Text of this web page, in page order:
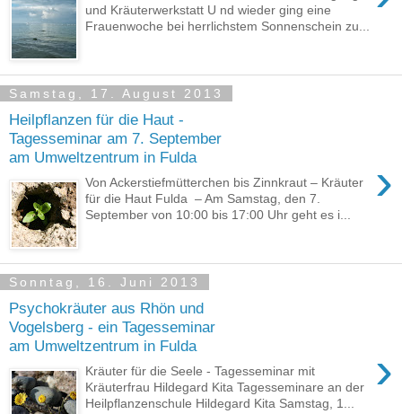
und Kräuterwerkstatt U nd wieder ging eine
Frauenwoche bei herrlichstem Sonnenschein zu...
Samstag, 17. August 2013
Heilpflanzen für die Haut -
Tagesseminar am 7. September
am Umweltzentrum in Fulda
›
Von Ackerstiefmütterchen bis Zinnkraut – Kräuter
für die Haut Fulda – Am Samstag, den 7.
September von 10:00 bis 17:00 Uhr geht es i...
Sonntag, 16. Juni 2013
Psychokräuter aus Rhön und
Vogelsberg - ein Tagesseminar
am Umweltzentrum in Fulda
›
Kräuter für die Seele - Tagesseminar mit
Kräuterfrau Hildegard Kita Tagesseminare an der
Heilpflanzenschule Hildegard Kita Samstag, 1...